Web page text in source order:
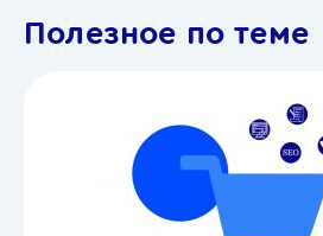
Полезное по теме